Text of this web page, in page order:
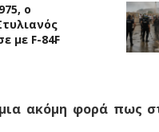
ο
με F-84F
ακόμη φορά πως